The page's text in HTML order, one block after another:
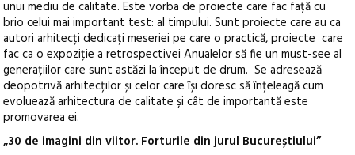
unui mediu de calitate. Este vorba de proiecte care fac față cu
brio celui mai important test: al timpului. Sunt proiecte care au ca
autori arhitecți dedicați meseriei pe care o practică, proiecte care
fac ca o expoziție a retrospectivei Anualelor să fie un must-see al
generațiilor care sunt astăzi la început de drum. Se adresează
deopotrivă arhitecților și celor care își doresc să înțeleagă cum
evoluează arhitectura de calitate și cât de importantă este
promovarea ei.
„30 de imagini din viitor. Forturile din jurul Bucureștiului”